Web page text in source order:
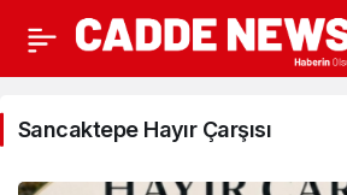
Hayır
Sancaktepe Hayır Çarşısı